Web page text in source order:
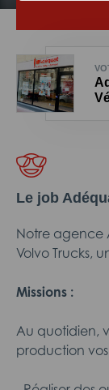
Le job
Notre agence
Volvo Trucks,
Missions :
Au quotidien,
production vos